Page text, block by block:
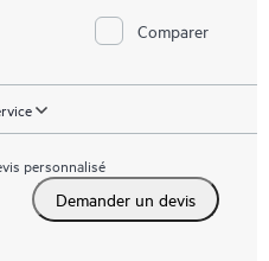
Comparer
personnalisé
Demander un devis